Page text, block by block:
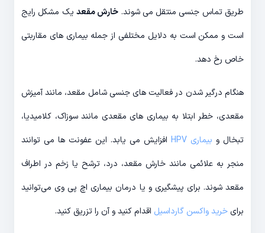
طریق تماس جنسی منتقل می شوند. خارش مقعد یک مشکل رایج
است و ممکن است به دلایل مختلفی از جمله بیماری های مقاربتی
خاص رخ دهد.
هنگام درگیر شدن در فعالیت های جنسی شامل مقعد، مانند آمیزش
مقعدی، خطر ابتلا به بیماری های مقعدی مانند سوزاک، کلامیدیا،
تبخال و بیماری HPV
افزایش می یابد. این عفونت ها می توانند
منجر به علائمی مانند خارش مقعد، درد، ترشح یا زخم در اطراف
مقعد شوند. برای پیشگیری و یا درمان بیماری اچ پی وی می‌توانید
برایخرید واکسن گارداسیل اقدام کنید و آن را تزریق کنید.